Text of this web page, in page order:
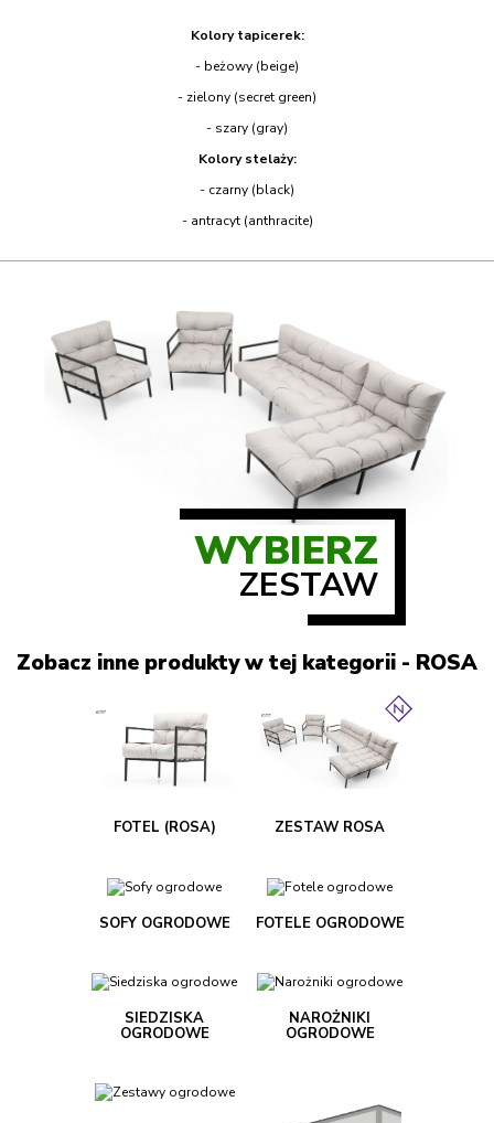
Kolory tapicerek:
- beżowy (beige)
- zielony (secret green)
- szary (gray)
Kolory stelaży:
- czarny (black)
- antracyt (anthracite)
WYBIERZ
ZESTAW
Zobacz inne produkty w tej kategorii - ROSA
FOTEL (ROSA) ZESTAW ROSA
SOFY OGRODOWE FOTELE OGRODOWE
SIEDZISKA
OGRODOWE
NAROŻNIKI
OGRODOWE